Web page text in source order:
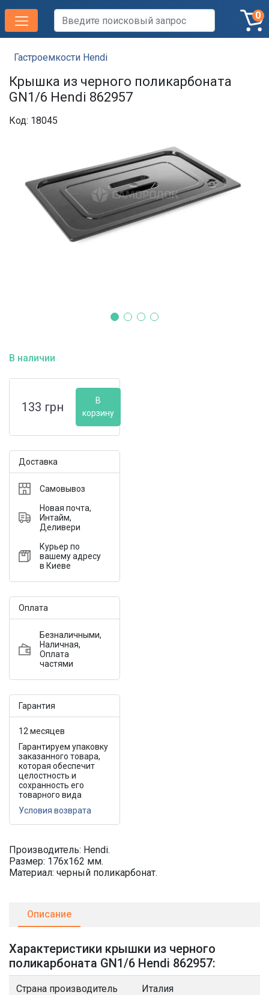
0
Гастроемкости Hendi
Крышка из черного поликарбоната
GN1/6 Hendi 862957
Код: 18045
В наличии
133 грн
В
корзину
Доставка
Самовывоз
Новая почта,
Интайм,
Деливери
Курьер по
вашему адресу
в Киеве
Оплата
Безналичными,
Наличная,
Оплата
частями
Гарантия
12 месяцев
Гарантируем упаковку
заказанного товара,
которая обеспечит
целостность и
сохранность его
товарного вида
Условия возврата
Производитель: Hendi.
Размер: 176х162 мм.
Материал: черный поликарбонат.
Описание
Характеристики крышки из черного
поликарбоната GN1/6 Hendi 862957:
Страна производитель Италия